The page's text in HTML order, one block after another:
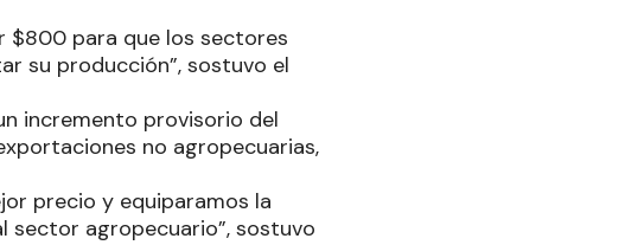
$800 para que los sectores
su producción”, sostuvo el
incremento provisorio del
no agropecuarias,
precio y equiparamos la
sector agropecuario”, sostuvo